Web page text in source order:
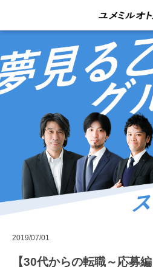
2019/07/01
【30代からの転職～応募